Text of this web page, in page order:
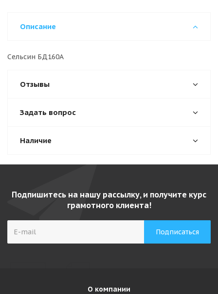
Описание
Сельсин БД160А
Отзывы
Задать вопрос
Наличие
Подпишитесь на нашу рассылку, и получите курс
грамотного клиента!
О компании